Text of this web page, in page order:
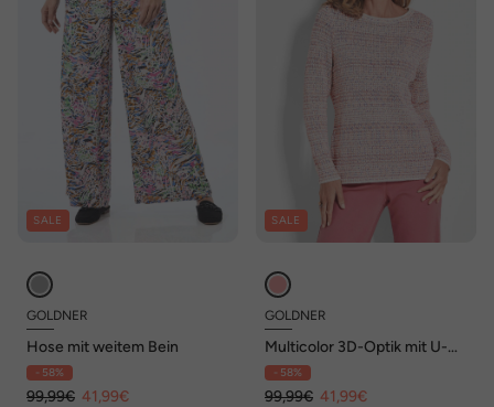
SALE
GOLDNER
Hose mit weitem Bein
- 58%
99,99€ 41,99€
SALE
GOLDNER
Multicolor 3D-Optik mit U-
Boot-Ausschnitt
- 58%
99,99€ 41,99€